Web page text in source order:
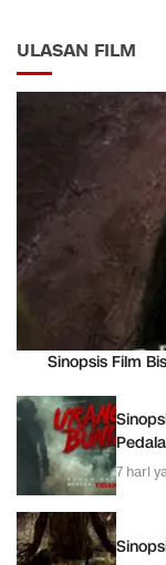
ULASAN FILM
Sinopsis Film
7 hari